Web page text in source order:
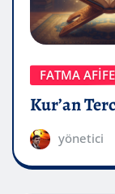
FATMA
Kur’an
yönetici